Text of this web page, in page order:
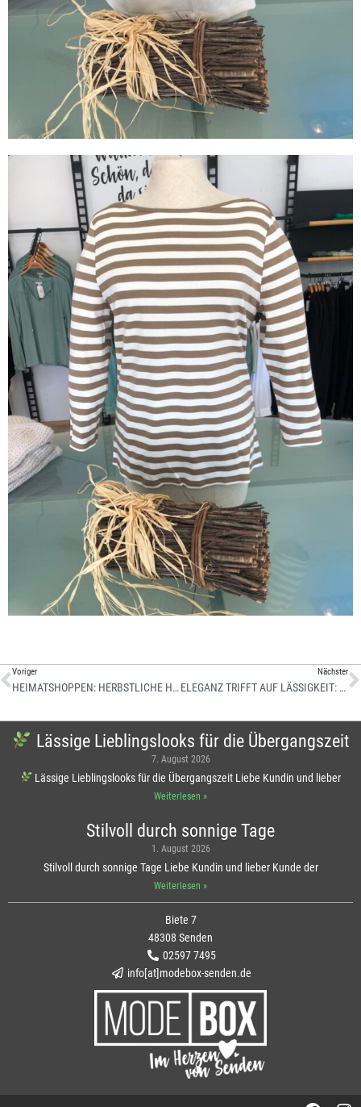
Voriger
HEIMATSHOPPEN: HERBSTLICHE HIGHLIGHTS
Nächster
ELEGANZ TRIFFT AUF LÄSSIGKEIT: DEIN PERFEKTES HERBST-OUTFIT
Lässige Lieblingslooks für die Übergangszeit
7. August 2026
Lässige Lieblingslooks für die Übergangszeit Liebe Kundin und lieber
Weiterlesen »
Stilvoll durch sonnige Tage
1. August 2026
Stilvoll durch sonnige Tage Liebe Kundin und lieber Kunde der
Weiterlesen »
Biete 7
48308 Senden
02597 7495
info[at]modebox-senden.de